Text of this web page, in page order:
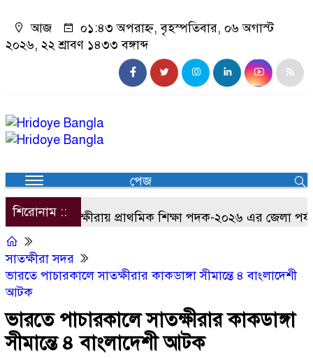
আজ
০১:৪৩ অপরাহ্ন, বৃহস্পতিবার, ০৬ অগাস্ট
২০২৬, ২২ শ্রাবণ ১৪৩৩ বঙ্গাব্দ
পেজ
শিরোনাম ::সাতক্ষীরায় প্রাথমিক শিক্ষা পদক-২০২৬ এর জেলা
সাতক্ষীরা সদর
ভারতে পাচারকালে সাতক্ষীরার কাকডাঙ্গা সীমান্তে ৪ বাংলাদেশী
আটক
ভারতে পাচারকালে সাতক্ষীরার কাকডাঙ্গা
সীমান্তে ৪ বাংলাদেশী আটক